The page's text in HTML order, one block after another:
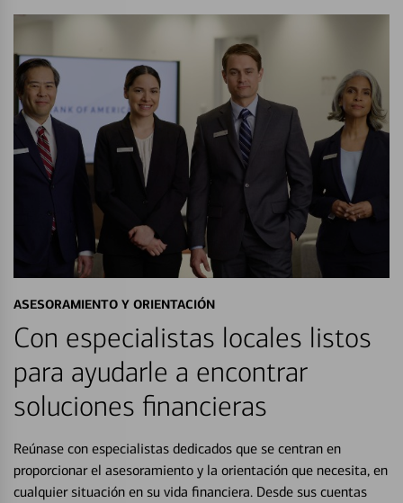
ASESORAMIENTO Y ORIENTACIÓN
Con especialistas locales listos
para ayudarle a encontrar
soluciones financieras
Reúnase con especialistas dedicados que se centran en
proporcionar el asesoramiento y la orientación que necesita, en
cualquier situación en su vida financiera. Desde sus cuentas